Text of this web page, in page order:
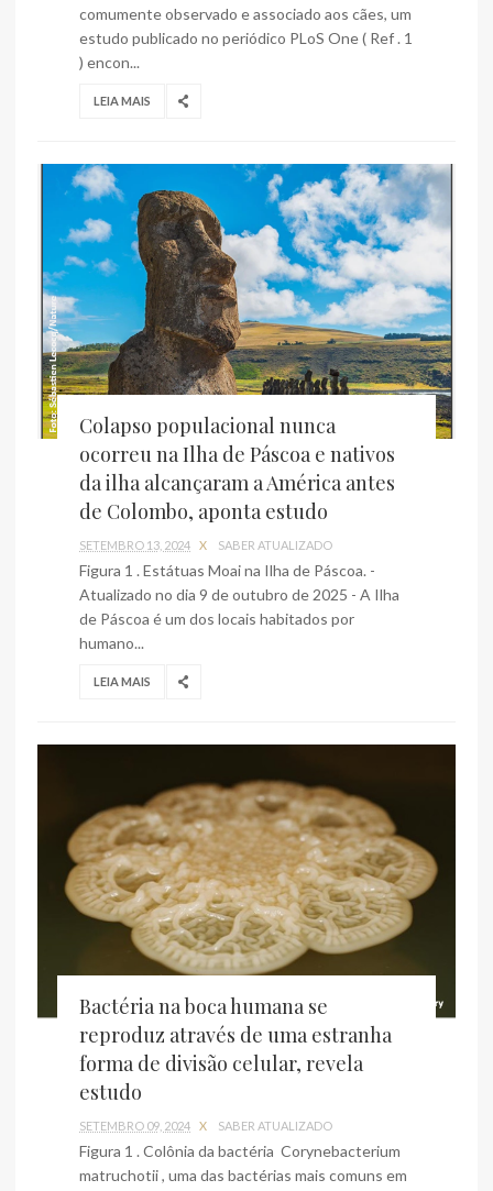
comumente observado e associado aos cães, um
estudo publicado no periódico PLoS One ( Ref . 1
) encon...
LEIA MAIS
Colapso populacional nunca
ocorreu na Ilha de Páscoa e nativos
da ilha alcançaram a América antes
de Colombo, aponta estudo
SETEMBRO 13, 2024 X SABER ATUALIZADO
Figura 1 . Estátuas Moai na Ilha de Páscoa. -
Atualizado no dia 9 de outubro de 2025 - A Ilha
de Páscoa é um dos locais habitados por
humano...
LEIA MAIS
Bactéria na boca humana se
reproduz através de uma estranha
forma de divisão celular, revela
estudo
SETEMBRO 09, 2024 X SABER ATUALIZADO
Figura 1 . Colônia da bactéria Corynebacterium
matruchotii , uma das bactérias mais comuns em